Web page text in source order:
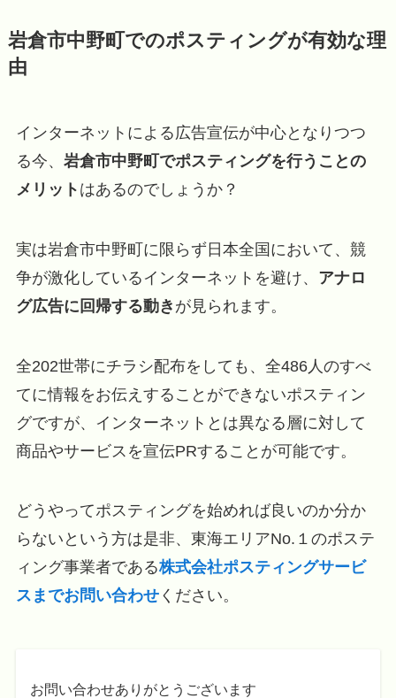
岩倉市中野町でのポスティングが有効な理
由
インターネットによる広告宣伝が中心となりつつ
る今、 岩倉市中野町でポスティングを行うことの
メリット はあるのでしょうか？
実は岩倉市中野町に限らず日本全国において、競
争が激化しているインターネットを避け、 アナロ
グ広告に回帰する動き が見られます。
全202世帯にチラシ配布をしても、全486人のすべ
てに情報をお伝えすることができないポスティン
グですが、インターネットとは異なる層に対して
商品やサービスを宣伝PRすることが可能です。
どうやってポスティングを始めれば良いのか分か
らないという方は是非、東海エリアNo.１のポステ
ィング事業者である株式会社ポスティングサービ
スまでお問い合わせください。
お問い合わせありがとうございます